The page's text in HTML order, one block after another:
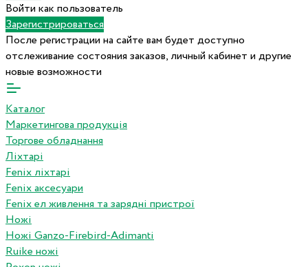
Войти как пользователь
Зарегистрироваться
После регистрации на сайте вам будет доступно
отслеживание состояния заказов, личный кабинет и другие
новые возможности
Каталог
Маркетингова продукція
Торгове обладнання
Ліхтарі
Fenix ліхтарі
Fenix аксесуари
Fenix ел живлення та зарядні пристрої
Ножі
Ножі Ganzo-Firebird-Adimanti
Ruike ножі